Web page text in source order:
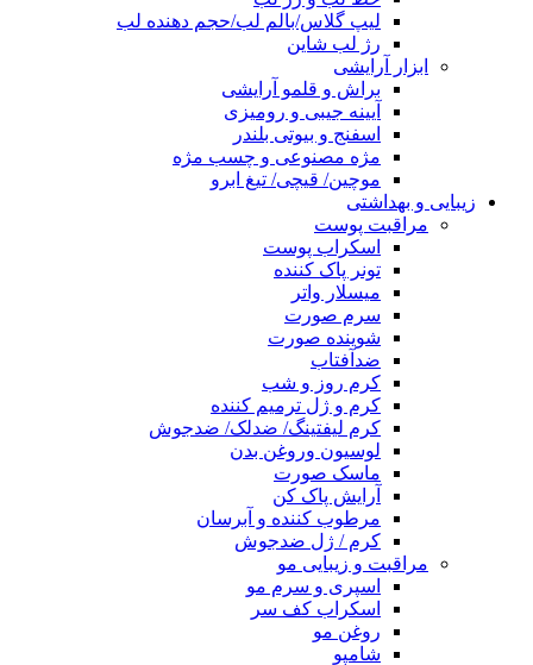
لیپ گلاس/بالم لب/حجم دهنده لب
رژ لب شاین
ابزار آرایشی
براش و قلمو آرایشی
آیینه جیبی و رومیزی
اسفنج و بیوتی بلندر
مژه مصنوعی و چسب مژه
موچین/ قیچی/ تیغ ابرو
زیبایی و بهداشتی
مراقبت پوست
اسکراب پوست
تونر پاک کننده
میسلار واتر
سرم صورت
شوینده صورت
ضدآفتاب
کرم روز و شب
کرم و ژل ترمیم کننده
کرم لیفتینگ/ ضدلک/ ضدجوش
لوسیون وروغن بدن
ماسک صورت
آرایش پاک کن
مرطوب کننده و آبرسان
کرم / ژل ضدجوش
مراقبت و زیبایی مو
اسپری و سرم مو
اسکراب کف سر
روغن مو
شامپو